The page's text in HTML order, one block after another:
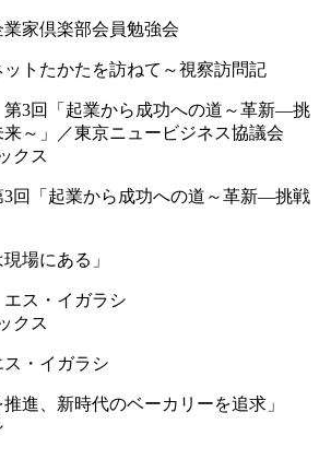
業家倶楽部会員勉強会
トたかたを訪ねて～視察訪問記
クス
3回「起業から成功への道～革新―挑戦
場にある」
クス
ス・イガラシ
推進、新時代のベーカリーを追求」